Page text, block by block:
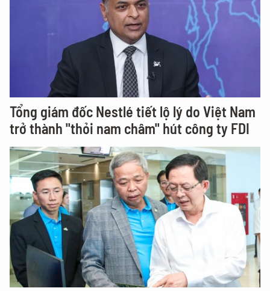
Tổng giám đốc Nestlé tiết lộ lý do Việt Nam
trở thành "thỏi nam châm" hút công ty FDI